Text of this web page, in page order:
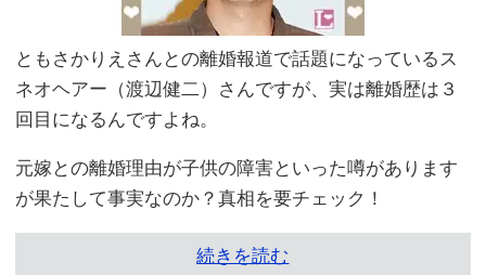
ともさかりえさんとの離婚報道で話題になっているス
ネオヘアー（渡辺健二）さんですが、実は離婚歴は３
回目になるんですよね。
元嫁との離婚理由が子供の障害といった噂があります
が果たして事実なのか？真相を要チェック！
続きを読む